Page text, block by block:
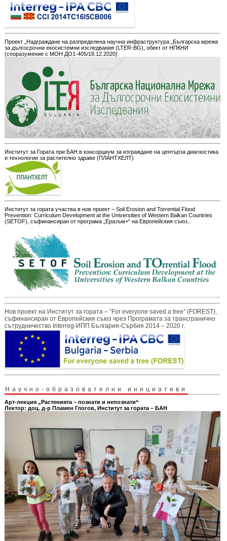
Проект „Надграждане на разпределена научна инфраструктура „Българска мрежа
за дългосрочни екосистемни изследвания (LTER-BG), обект от НПКНИ
(споразумение с МОН ДО1-405/18.12.2020)
Институт за Гората при БАН в консорциум за изграждане на центърза диагностика
и технологии за растително здраве (ПЛАНТХЕЛТ)
Институт за гората участва в нов проект – Soil Erosion and Torrential Flood
Prevention: Curriculum Development at the Universities of Western Balkan Countries
(SETOF), съфинансиран от програма „Еразъм+“ на Европейския съюз..
Нов проект на Институт за гората – “For everyone saved a tree” (FOREST),
съфинансиран от Европейския съюз чрез Програмата за трансгранично
сътрудничество Interreg-ИПП България-Сърбия 2014 – 2020 г.
Научно-образователни инициативи
Арт-лекция „Растенията – познати и непознати“
Лектор: доц. д-р Пламен Глогов, Институт за гората – БАН